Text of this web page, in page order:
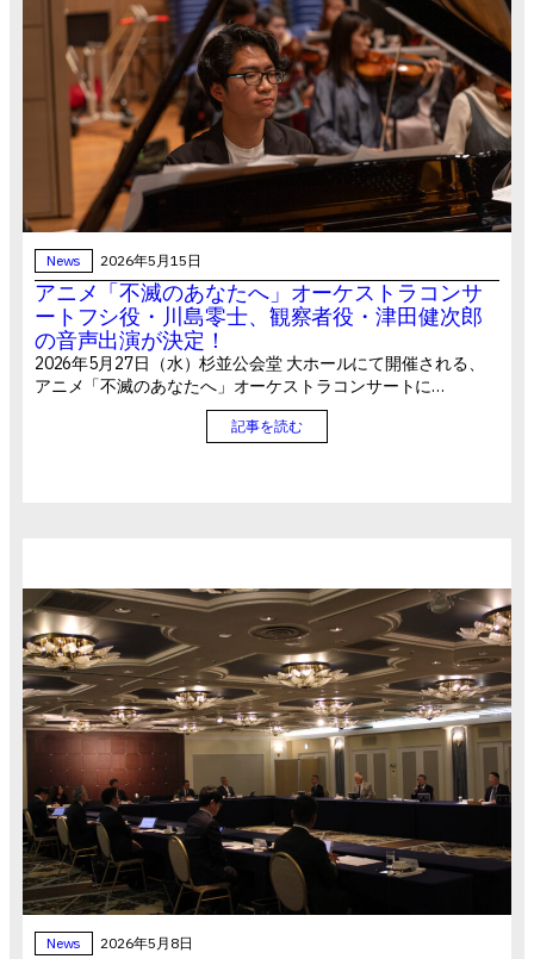
News 2026年5月15日
アニメ「不滅のあなたへ」オーケストラコンサ
ートフシ役・川島零士、観察者役・津田健次郎
の音声出演が決定！
2026年5月27日（水）杉並公会堂 大ホールにて開催される、
アニメ「不滅のあなたへ」オーケストラコンサートに…
記事を読む
News 2026年5月8日